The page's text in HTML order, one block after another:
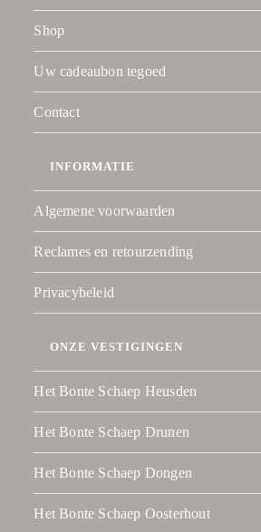
Shop
Uw cadeaubon tegoed
Contact
INFORMATIE
Algemene voorwaarden
Reclames en retourzending
Privacybeleid
ONZE VESTIGINGEN
Het Bonte Schaep Heusden
Het Bonte Schaep Drunen
Het Bonte Schaep Dongen
Het Bonte Schaep Oosterhout